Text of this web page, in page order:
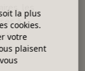
les
à
la plus
cookies.
votre
plaisent